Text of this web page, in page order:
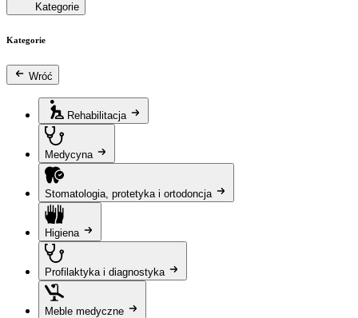
Kategorie
Kategorie
Wróć
Rehabilitacja
Medycyna
Stomatologia, protetyka i ortodoncja
Higiena
Profilaktyka i diagnostyka
Meble medyczne